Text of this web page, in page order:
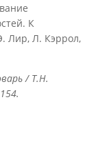
К
Лир, Л. Кэррол,
/ Т.Н.